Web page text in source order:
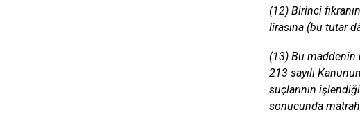
(12) Birinci
lirasına (bu tutar
(13) Bu maddenin
213 sayılı
suçlarının
sonucunda